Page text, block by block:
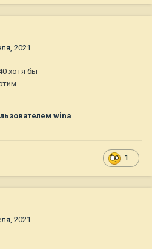
2021
хотя бы
wina
1
2021